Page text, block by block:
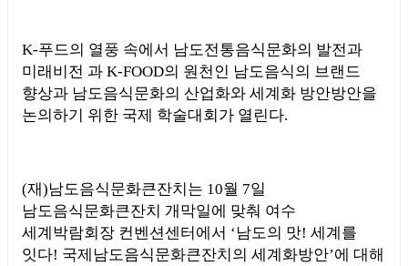
K-푸드의 열풍 속에서 남도전통음식문화의 발전과
미래비전 과 K-FOOD의 원천인 남도음식의 브랜드
향상과 남도음식문화의 산업화와 세계화 방안방안을
논의하기 위한 국제 학술대회가 열린다.
(재)남도음식문화큰잔치는 10월 7일
남도음식문화큰잔치 개막일에 맞춰 여수
세계박람회장 컨벤션센터에서 ‘남도의 맛! 세계를
잇다! 국제남도음식문화큰잔치의 세계화방안’에 대해